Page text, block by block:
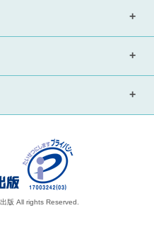
版 All rights Reserved.